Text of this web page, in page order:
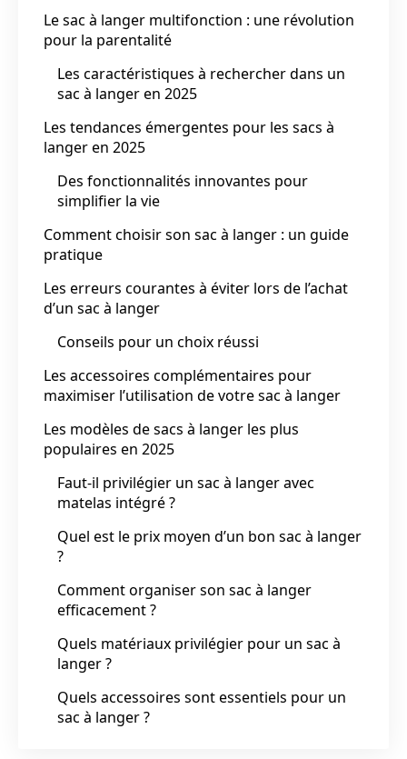
Le sac à langer multifonction : une révolution
pour la parentalité
Les caractéristiques à rechercher dans un
sac à langer en 2025
Les tendances émergentes pour les sacs à
langer en 2025
Des fonctionnalités innovantes pour
simplifier la vie
Comment choisir son sac à langer : un guide
pratique
Les erreurs courantes à éviter lors de l’achat
d’un sac à langer
Conseils pour un choix réussi
Les accessoires complémentaires pour
maximiser l’utilisation de votre sac à langer
Les modèles de sacs à langer les plus
populaires en 2025
Faut-il privilégier un sac à langer avec
matelas intégré ?
Quel est le prix moyen d’un bon sac à langer
?
Comment organiser son sac à langer
efficacement ?
Quels matériaux privilégier pour un sac à
langer ?
Quels accessoires sont essentiels pour un
sac à langer ?